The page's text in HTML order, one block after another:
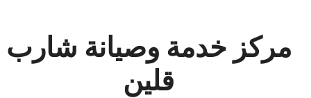
مركز خدمة وصيانة شارب
قلين